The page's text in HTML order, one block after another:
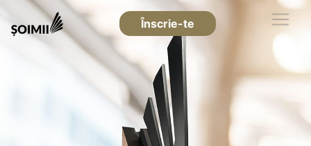
Înscrie-te